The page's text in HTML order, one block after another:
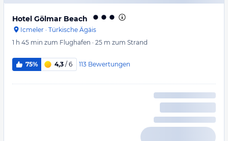
Hotel Gölmar Beach
Icmeler · Türkische Ägäis
1 h 45 min zum Flughafen · 25 m zum Strand
75% 4,3 / 6 113 Bewertungen